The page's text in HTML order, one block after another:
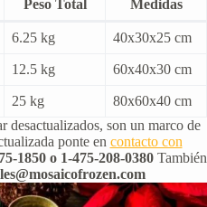
Peso Total Medidas
6.25 kg 40x30x25 cm
12.5 kg 60x40x30 cm
25 kg
80x60x40 cm
desactualizados, son un marco de
ponte en contacto con
1850 o 1-475-208-0380También